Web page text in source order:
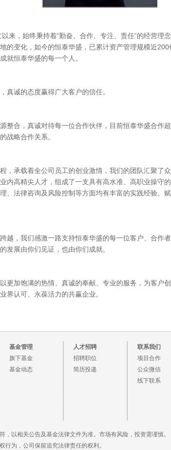
来，始终秉持着“勤奋、合作、专注、责任”的经营理
的变化，如今的恒泰华盛，已累计资产管理规模近
就恒泰华盛的每一个人。
真诚的态度赢得广大客户的信任。
整合，真诚对待每一位合作伙伴，目前恒泰华盛合作
战略合作关系。
，承载着全公司员工的创业激情，我们的团队汇聚了
内高精尖人才，组成了一支具有高水准、高职业操守
、法律咨询及风险控制等方面均有丰富的实践经验。
越，我们感激一路支持恒泰华盛的每一位客户、合作
发展由你们见证，也由你们成就。
更加饱满的热情、真诚的奉献、专业的服务，为客户
界认可、永葆活力的共赢企业。
基金管理
旗下基金
基金动态
人才招聘
招聘职位
简历投递
联系我们
项目合作
公众微信
线下联系
以相关公告及基金法律文件为准。市场有风险，投资需谨慎。
为，公司保留追究法律责任的权利。